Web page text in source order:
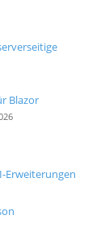
Blazor
Erweiterungen